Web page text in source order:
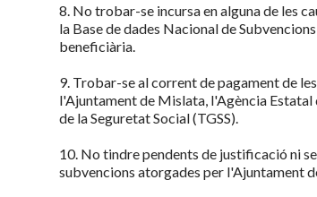
8. No trobar-se incursa en alguna de les
la Base de dades Nacional de
beneficiària.
9. Trobar-se al corrent de pagament de
l'Ajuntament de Mislata, l'Agència
de la Seguretat Social (TGSS).
10. No tindre pendents de justificació ni
subvencions atorgades per l'Ajuntament